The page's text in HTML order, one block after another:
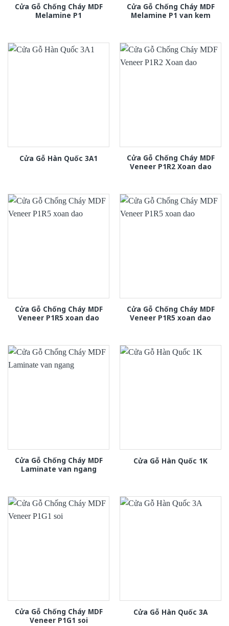
Cửa Gỗ Chống Cháy MDF
Melamine P1
Cửa Gỗ Chống Cháy MDF
Melamine P1 van kem
Cửa Gỗ Hàn Quốc 3A1
Cửa Gỗ Chống Cháy MDF
Veneer P1R2 Xoan dao
Cửa Gỗ Chống Cháy MDF
Veneer P1R5 xoan dao
Cửa Gỗ Chống Cháy MDF
Veneer P1R5 xoan dao
Cửa Gỗ Chống Cháy MDF
Laminate van ngang
Cửa Gỗ Hàn Quốc 1K
Cửa Gỗ Chống Cháy MDF
Veneer P1G1 soi
Cửa Gỗ Hàn Quốc 3A